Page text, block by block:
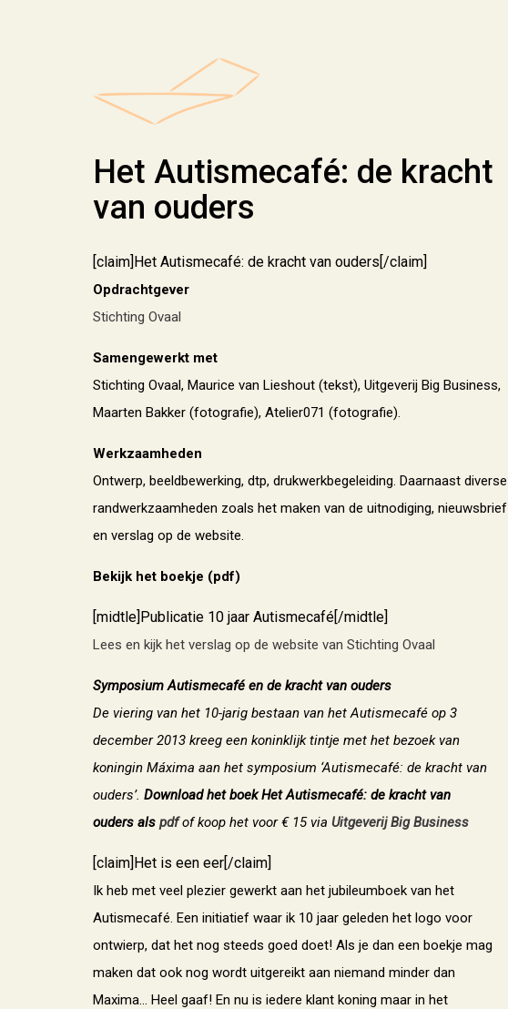
Het Autismecafé: de kracht
van ouders
[claim]Het Autismecafé: de kracht van ouders[/claim]
Opdrachtgever
Stichting Ovaal
Samengewerkt met
Stichting Ovaal, Maurice van Lieshout (tekst), Uitgeverij Big Business,
Maarten Bakker (fotografie), Atelier071 (fotografie).
Werkzaamheden
Ontwerp, beeldbewerking, dtp, drukwerkbegeleiding. Daarnaast diverse
randwerkzaamheden zoals het maken van de uitnodiging, nieuwsbrief
en verslag op de website.
Bekijk het boekje (pdf)
[midtle]Publicatie 10 jaar Autismecafé[/midtle]
Lees en kijk het verslag op de website van Stichting Ovaal
Symposium Autismecafé en de kracht van ouders
De viering van het 10-jarig bestaan van het Autismecafé op 3
december 2013 kreeg een koninklijk tintje met het bezoek van
koningin Máxima aan het symposium ‘Autismecafé: de kracht van
ouders’. Download het boek Het Autismecafé: de kracht van
ouders als pdfof koop het voor € 15 via Uitgeverij Big Business
[claim]Het is een eer[/claim]
Ik heb met veel plezier gewerkt aan het jubileumboek van het
Autismecafé. Een initiatief waar ik 10 jaar geleden het logo voor
ontwierp, dat het nog steeds goed doet! Als je dan een boekje mag
maken dat ook nog wordt uitgereikt aan niemand minder dan
Maxima… Heel gaaf! En nu is iedere klant koning maar in het